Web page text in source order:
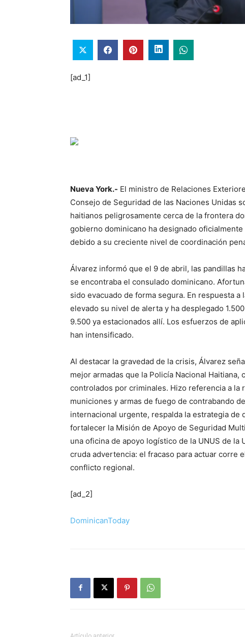
[ad_1]
Nueva York.- El ministro de Relaciones
Consejo de Seguridad de las Naciones Unidas
haitianos peligrosamente cerca de la frontera
gobierno dominicano ha designado
debido a su creciente nivel de coordinación
Álvarez informó que el 9 de abril, las pandillas
se encontraba el consulado dominicano.
sido evacuado de forma segura. En respuesta a
elevado su nivel de alerta y ha desplegado
9.500 ya estacionados allí. Los esfuerzos de
han intensificado.
Al destacar la gravedad de la crisis, Álvarez
mejor armadas que la Policía Nacional
controlados por criminales. Hizo referencia a
municiones y armas de fuego de contrabando
internacional urgente, respalda la estrategia de
fortalecer la Misión de Apoyo de Seguridad
una oficina de apoyo logístico de la UNUS de la
cruda advertencia: el fracaso para actuar corre
conflicto regional.
[ad_2]
DominicanToday